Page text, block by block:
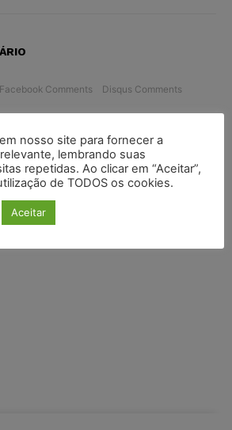
Facebook Comments Disqus Comments
nosso site para fornecer a
lembrando suas
repetidas. Ao clicar em “Aceitar”,
de TODOS os cookies.
Aceitar